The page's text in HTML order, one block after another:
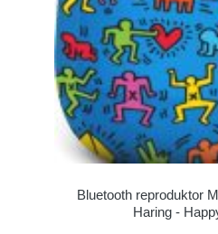
Bluetooth reproduktor
Haring -